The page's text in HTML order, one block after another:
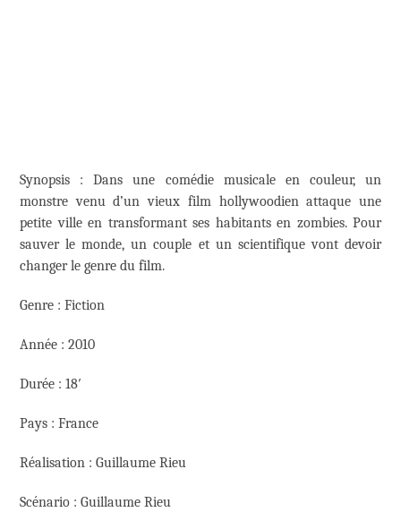
Synopsis : Dans une comédie musicale en couleur, un
monstre venu d’un vieux film hollywoodien attaque une
petite ville en transformant ses habitants en zombies. Pour
sauver le monde, un couple et un scientifique vont devoir
changer le genre du film.
Genre : Fiction
Année : 2010
Durée : 18′
Pays : France
Réalisation : Guillaume Rieu
Scénario : Guillaume Rieu